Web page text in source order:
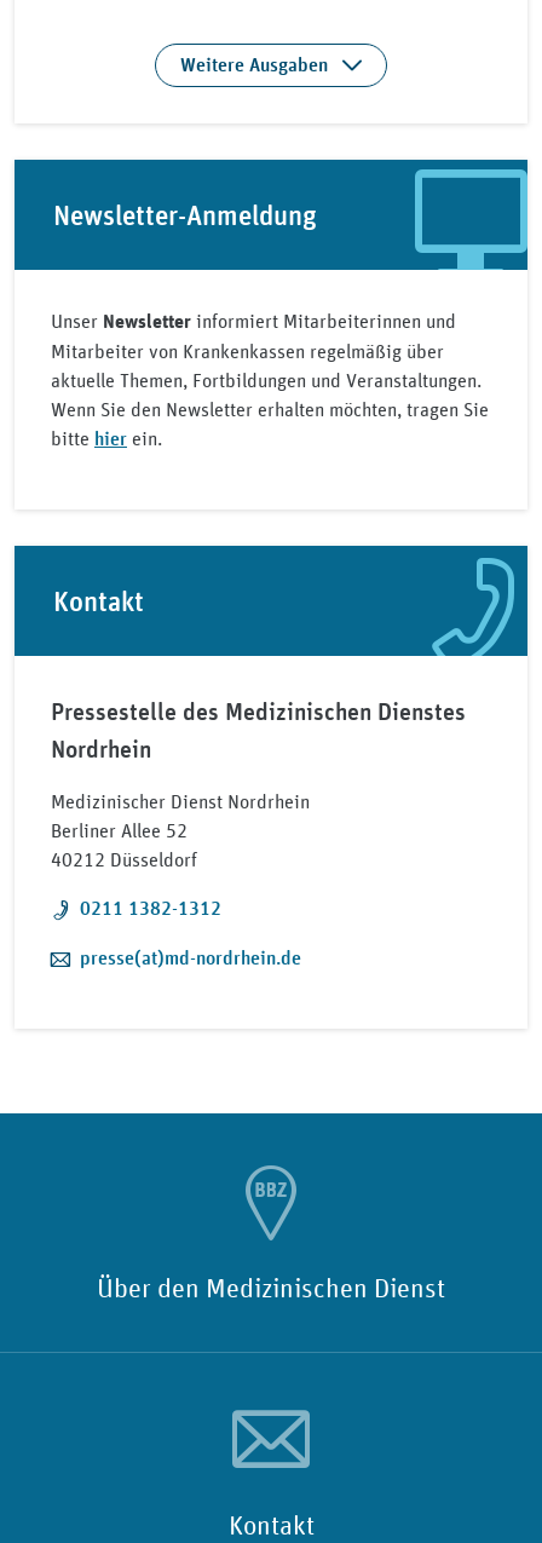
Weitere Ausgaben
Newsletter-Anmeldung
Unser Newsletter informiert Mitarbeiterinnen und
Mitarbeiter von Krankenkassen regelmäßig über
aktuelle Themen, Fortbildungen und Veranstaltungen.
Wenn Sie den Newsletter erhalten möchten, tragen Sie
bitte hier ein.
Kontakt
Pressestelle des Medizinischen Dienstes
Nordrhein
Medizinischer Dienst Nordrhein
Berliner Allee 52
40212 Düsseldorf
Telefon:
0211 1382-1312
E-Mail:
presse(at)md-nordrhein.de
Über den Medizinischen Dienst
Kontakt